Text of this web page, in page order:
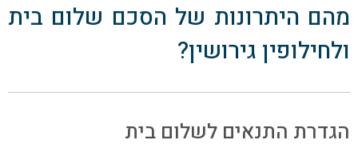
מהם היתרונות של הסכם שלום בית
ולחילופין גירושין?
הגדרת התנאים לשלום בית